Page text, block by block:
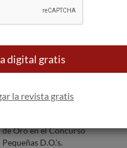
de Oro en el Concurso
Pequeñas D.O.’s.
digital gratis
la revista gratis